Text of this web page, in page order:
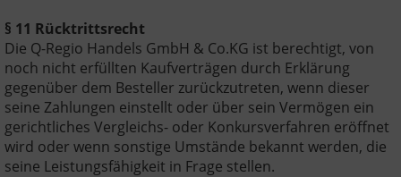
§ 11 Rücktrittsrecht
Die Q-Regio Handels GmbH & Co.KG ist berechtigt, von
noch nicht erfüllten Kaufverträgen durch Erklärung
gegenüber dem Besteller zurückzutreten, wenn dieser
seine Zahlungen einstellt oder über sein Vermögen ein
gerichtliches Vergleichs- oder Konkursverfahren eröffnet
wird oder wenn sonstige Umstände bekannt werden, die
seine Leistungsfähigkeit in Frage stellen.